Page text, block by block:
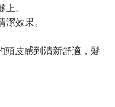
。
效果。
頭皮感到清新舒適，髮